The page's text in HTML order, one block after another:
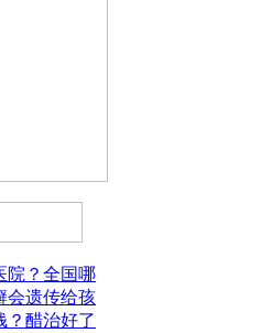
院？全国哪
会遗传给孩
？醋治好了